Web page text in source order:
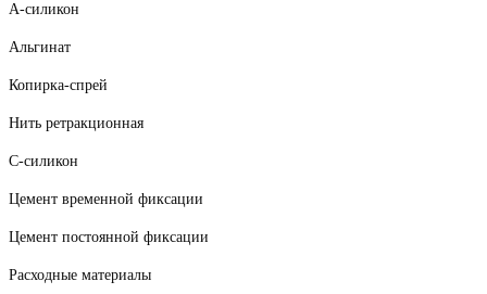
А-силикон
Альгинат
Копирка-спрей
Нить ретракционная
С-силикон
Цемент временной фиксации
Цемент постоянной фиксации
Расходные материалы